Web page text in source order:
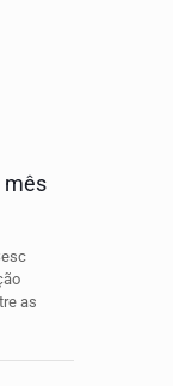
mês
as